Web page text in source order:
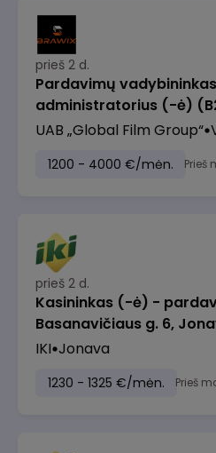
prieš 2 d.
Pardavimų
administratorius (-ė)
UAB „Global Film Group“
1200 - 4000 €/mėn. Prieš
prieš 2 d.
Kasininkas (-ė) -
Basanavičiaus g. 6,
IKI Jonava
1230 - 1325 €/mėn. Prieš